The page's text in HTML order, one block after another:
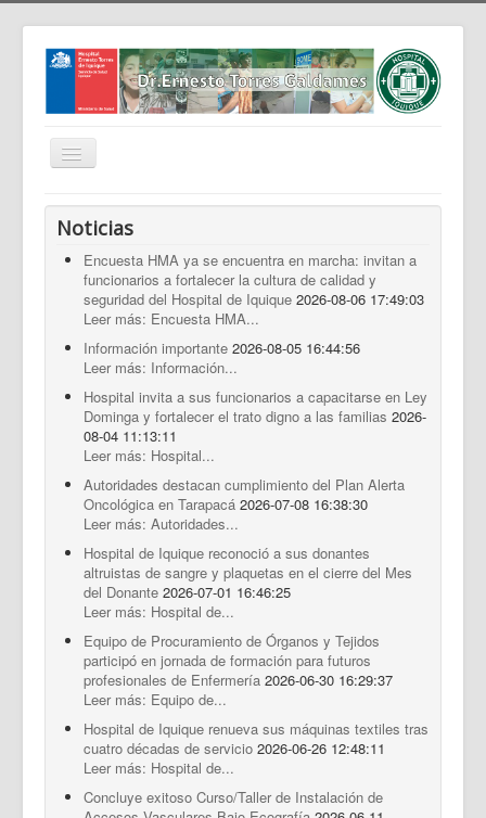
Cambiar
navegación
Home
Noticias
Trabaja Con Nosotros
Contáctenos
Intranet
Planificación
Gestión de Personas
Documentos Destacados
Noticias
Encuesta HMA ya se encuentra en marcha: invitan a
funcionarios a fortalecer la cultura de calidad y
seguridad del Hospital de Iquique 2026-08-06 17:49:03
Leer más: Encuesta HMA...
Información importante 2026-08-05 16:44:56
Leer más: Información...
Hospital invita a sus funcionarios a capacitarse en Ley
Dominga y fortalecer el trato digno a las familias 2026-
08-04 11:13:11
Leer más: Hospital...
Autoridades destacan cumplimiento del Plan Alerta
Oncológica en Tarapacá 2026-07-08 16:38:30
Leer más: Autoridades...
Hospital de Iquique reconoció a sus donantes
altruistas de sangre y plaquetas en el cierre del Mes
del Donante 2026-07-01 16:46:25
Leer más: Hospital de...
Equipo de Procuramiento de Órganos y Tejidos
participó en jornada de formación para futuros
profesionales de Enfermería 2026-06-30 16:29:37
Leer más: Equipo de...
Hospital de Iquique renueva sus máquinas textiles tras
cuatro décadas de servicio 2026-06-26 12:48:11
Leer más: Hospital de...
Concluye exitoso Curso/Taller de Instalación de